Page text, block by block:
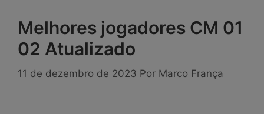
Melhores jogadores CM 01
02 Atualizado
11 de dezembro de 2023 Por Marco França